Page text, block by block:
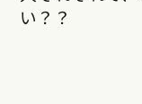
い？？